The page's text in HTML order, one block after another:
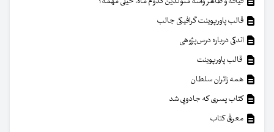
قالب پاورپوینت گرافیکی جالب
اندکی درباره درس‌پژوهی
قالب پاورپوینت
همه زائران سلطان
کتاب پسری که جادویی شد
معرفی کتاب